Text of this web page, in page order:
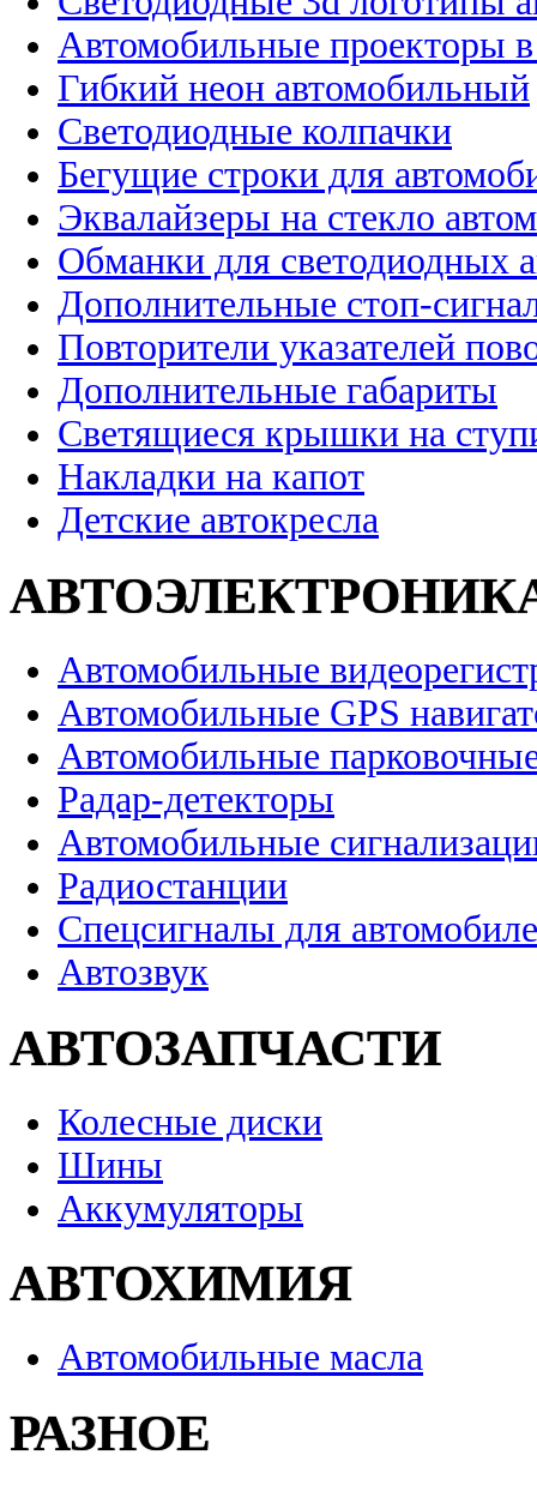
Автомобильные проекторы
Гибкий неон автомобильный
Светодиодные колпачки
Бегущие строки для
Эквалайзеры на стекло
Обманки для светодиодных
Дополнительные стоп-
Повторители указателей
Дополнительные габариты
Светящиеся крышки на
Накладки на капот
Детские автокресла
Автомобильные
Автомобильные GPS
Автомобильные
Радар-детекторы
Автомобильные
Радиостанции
Спецсигналы для
Автозвук
АВТОЗАПЧАСТИ
Колесные диски
Шины
Аккумуляторы
АВТОХИМИЯ
Автомобильные масла
РАЗНОЕ